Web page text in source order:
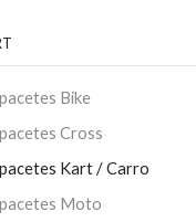
Bike
Cross
Kart / Carro
Moto